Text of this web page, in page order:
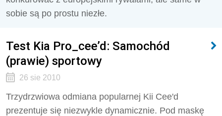
sobie są po prostu niezłe.
Test Kia Pro_cee’d: Samochód
(prawie) sportowy
26 sie 2010
Trzydrzwiowa odmiana popularnej Kii Cee'd
prezentuje się niezwykle dynamicznie. Pod maskę